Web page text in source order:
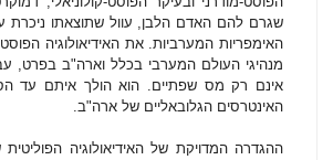
שגרם להם האדם הלבן, עוול שתוצאתו ניכרת
האימפריות המערביות. את האידיאולוגיה
מנהיגי העולם המערבי בכלל וארה"ב בפרט,
אינם רק מס שפתיים. הוא הולך איתם עד
האינטרסים הגלובאליים של ארה"ב.
ההגדרה המדויקת של האידיאולוגיה